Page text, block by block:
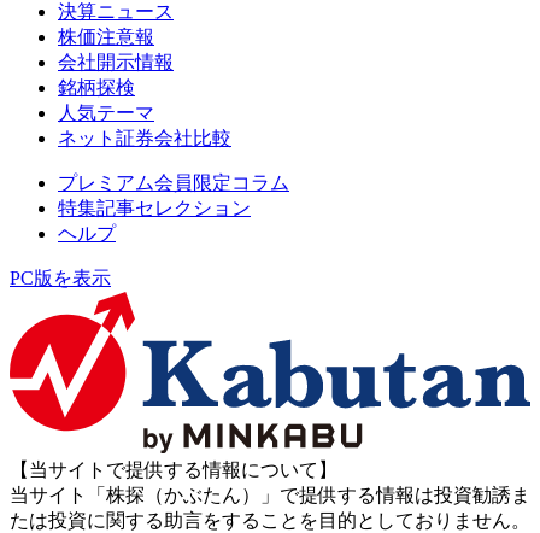
決算ニュース
株価注意報
会社開示情報
銘柄探検
人気テーマ
ネット証券会社比較
プレミアム会員限定コラム
特集記事セレクション
ヘルプ
PC版を表示
【当サイトで提供する情報について】
当サイト「株探（かぶたん）」で提供する情報は投資勧誘ま
たは投資に関する助言をすることを目的としておりません。